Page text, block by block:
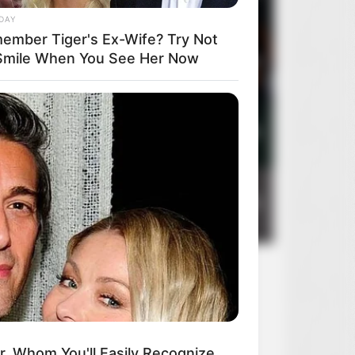
3 Rocky Horror Picture Show
4 Sanatorium pod klepsydrą
5 Zaklinacz deszczu
Tiger's Ex-Wife? Try Not
When You See Her Now